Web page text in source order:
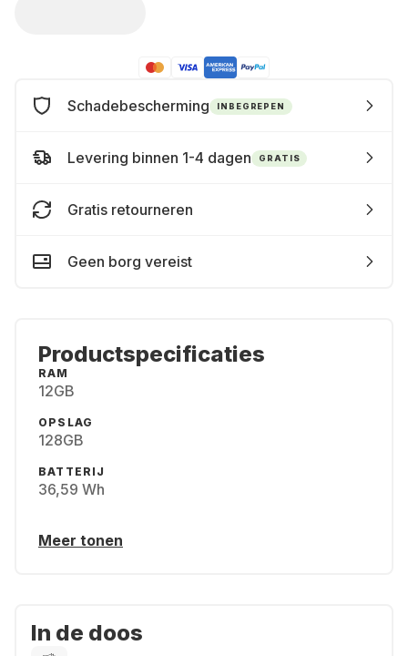
Schadebescherming INBEGREPEN
Levering binnen 1-4 dagen GRATIS
Gratis retourneren
Geen borg vereist
Productspecificaties
RAM
12GB
OPSLAG
128GB
BATTERIJ
36,59 Wh
Meer tonen
In de doos